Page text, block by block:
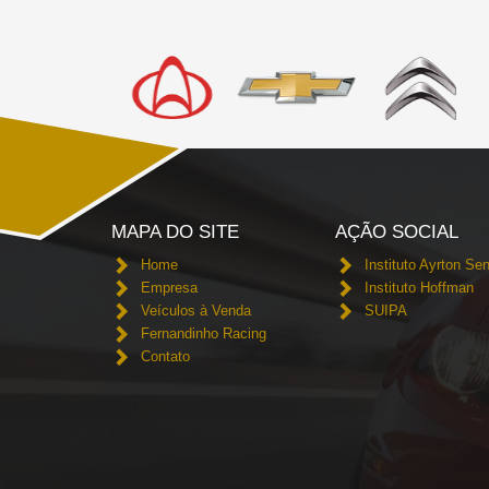
MAPA DO SITE
Home
Empresa
Veículos à Venda
Fernandinho Racing
Contato
AÇÃO SOCIAL
Instituto Ayrton
Instituto Hoffman
SUIPA